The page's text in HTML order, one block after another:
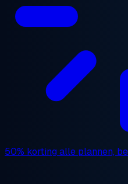
50% korting alle plannen,